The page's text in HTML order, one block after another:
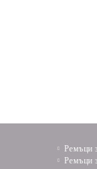
Ремъци
Ремъци